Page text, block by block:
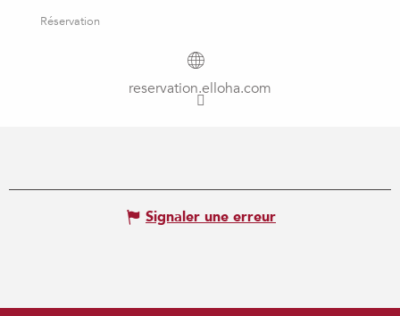
Réservation
reservation.elloha.com
Signaler une erreur